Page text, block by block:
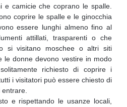
e camicie che coprano le spalle.
coprire le spalle e le ginocchia
essere lunghi almeno fino al
attillati, trasparenti o che
si visitano moschee o altri siti
le donne devono vestire in modo
richiesto di coprire i
i visitatori può essere chiesto di
e rispettando le usanze locali,